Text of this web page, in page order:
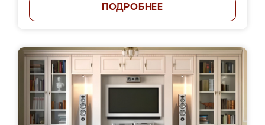
ПОДРОБНЕЕ